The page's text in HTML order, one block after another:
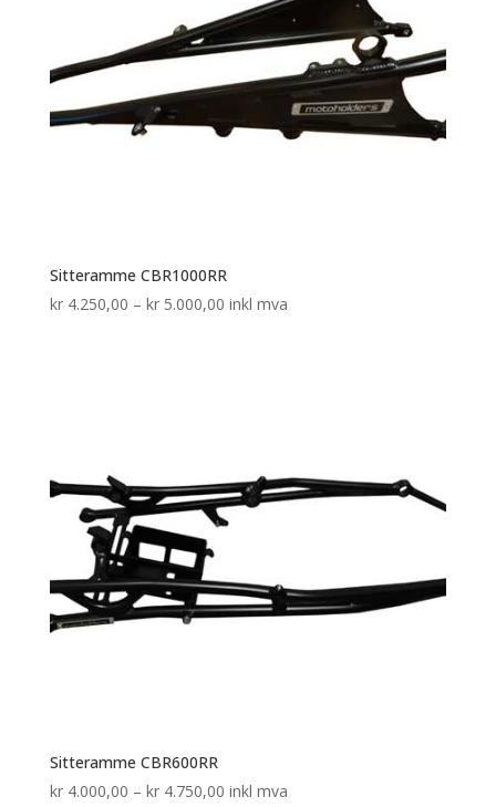
Sitteramme CBR1000RR
kr4.250,00 – kr5.000,00Prisområde:
inkl mva
Sitteramme CBR600RR
kr4.000,00 – kr4.750,00Prisområde:
inkl mva